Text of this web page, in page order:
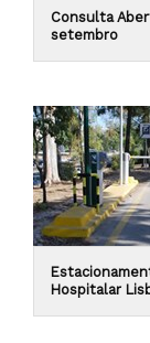
Consulta
setembro
Hospitalar